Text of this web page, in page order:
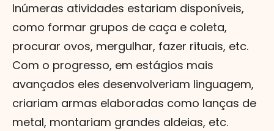
Inúmeras atividades estariam disponíveis,
como formar grupos de caça e coleta,
procurar ovos, mergulhar, fazer rituais, etc.
Com o progresso, em estágios mais
avançados eles desenvolveriam linguagem,
criariam armas elaboradas como lanças de
metal, montariam grandes aldeias, etc.